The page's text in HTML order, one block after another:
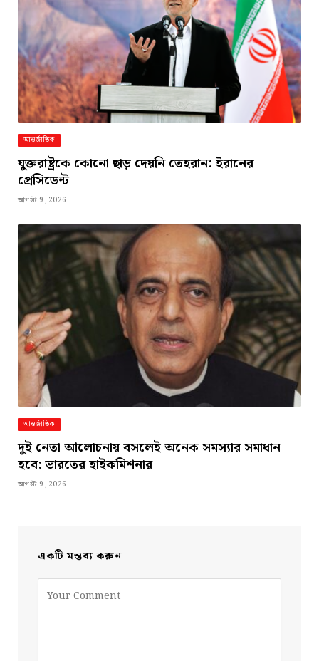
আন্তর্জাতিক
যুক্তরাষ্ট্রকে কোনো ছাড় দেয়নি তেহরান: ইরানের
প্রেসিডেন্ট
আগস্ট 9, 2026
আন্তর্জাতিক
দুই নেতা আলোচনায় বসলেই অনেক সমস্যার সমাধান
হবে: ভারতের হাইকমিশনার
আগস্ট 9, 2026
একটি মন্তব্য করুন